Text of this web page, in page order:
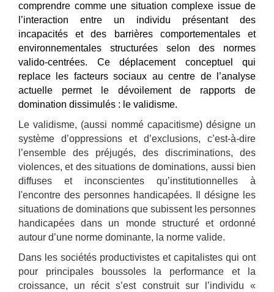
comprendre comme une situation complexe issue de
l’interaction entre un individu présentant des
incapacités et des barrières comportementales et
environnementales structurées selon des normes
valido-centrées. Ce déplacement conceptuel qui
replace les facteurs sociaux au centre de l’analyse
actuelle permet le dévoilement de rapports de
domination dissimulés : le validisme.
Le validisme, (aussi nommé capacitisme) désigne un
système d’oppressions et d’exclusions, c’est-à-dire
l’ensemble des préjugés, des discriminations, des
violences, et des situations de dominations, aussi bien
diffuses et inconscientes qu’institutionnelles à
l'encontre des personnes handicapées. Il désigne les
situations de dominations que subissent les personnes
handicapées dans un monde structuré et ordonné
autour d’une norme dominante, la norme valide.
Dans les sociétés productivistes et capitalistes qui ont
pour principales boussoles la performance et la
croissance, un récit s’est construit sur l’individu «